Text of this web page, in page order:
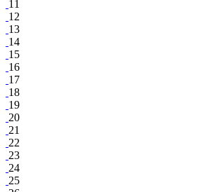
11
12
13
14
15
16
17
18
19
20
21
22
23
24
25